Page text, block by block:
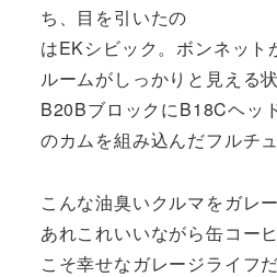
ち、目を引いたの
はEKシビック。ボンネット
ルームがしっかりと見える
B20BブロックにB18Cヘッ
のカムを組み込んだフルチ
こんな油臭いクルマをガレ
あれこれいいながら缶コー
こそ幸せなガレージライフ